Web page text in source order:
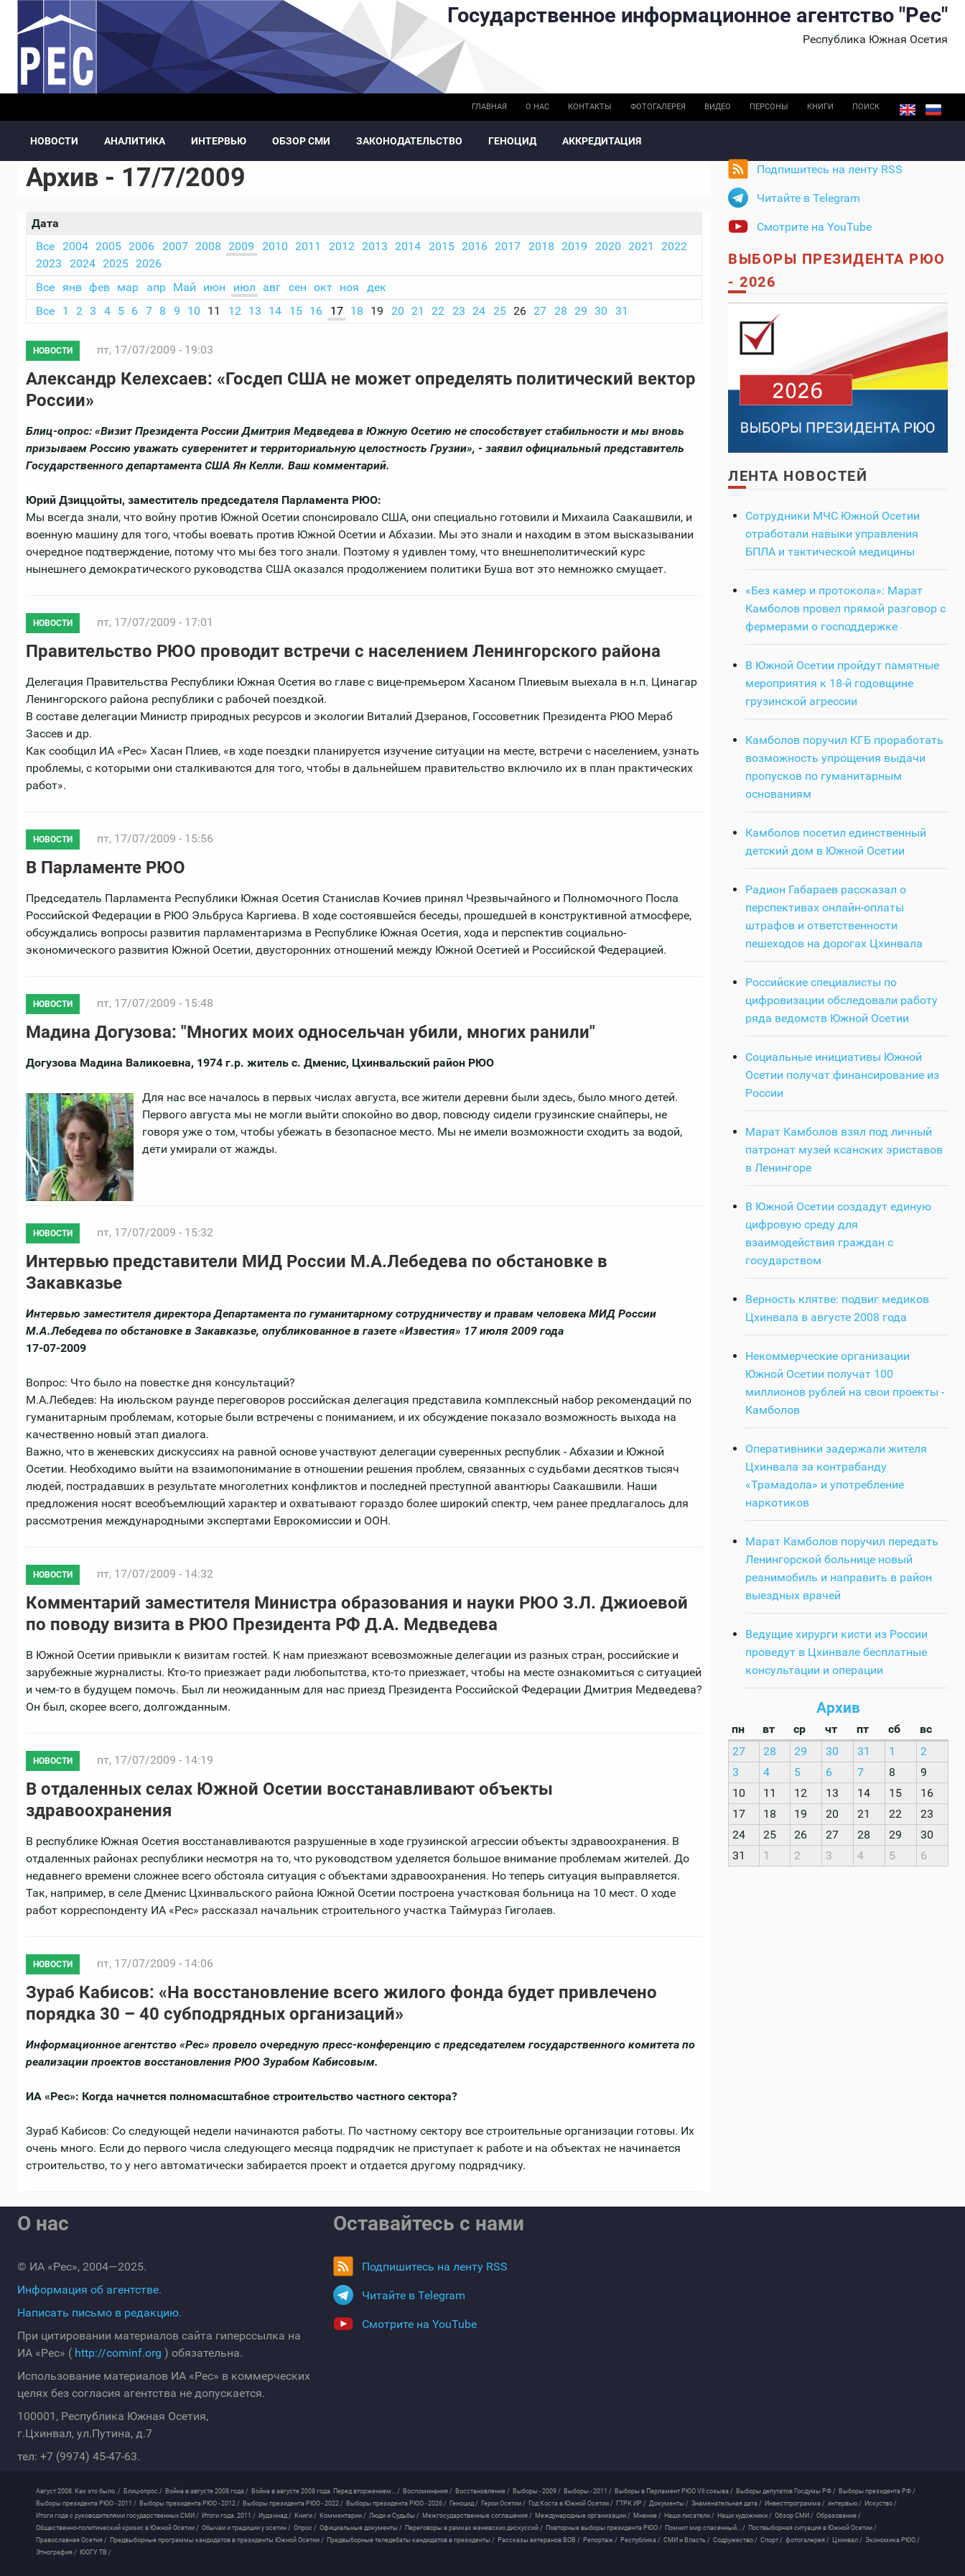
Перейти к основному содержанию Государственное информационное агентство "Рес"
Республика Южная Осетия
ГЛАВНАЯ О НАС КОНТАКТЫ ФОТОГАЛЕРЕЯ ВИДЕО ПЕРСОНЫ КНИГИ ПОИСК
НОВОСТИ АНАЛИТИКА ИНТЕРВЬЮ ОБЗОР СМИ ЗАКОНОДАТЕЛЬСТВО ГЕНОЦИД АККРЕДИТАЦИЯ
Архив - 17/7/2009
Дата
Все
2004 2005 2006 2007 2008 2009 2010 2011 2012 2013 2014 2015 2016 2017 2018 2019 2020 2021
2022
2023
2024 2025 2026
Все янв фев мар апр Май июн июл авг сен окт ноя
дек
Все
1 2 3 4 5 6 7 8 9 10 11 12 13 14 15 16 17 18 19 20 21 22 23 24 25 26 27 28 29 30 31
НОВОСТИ пт, 17/07/2009 - 19:03
Александр Келехсаев: «Госдеп США не может определять политический вектор
России»
Блиц-опрос: «Визит Президента России Дмитрия Медведева в Южную Осетию не способствует стабильности и мы вновь
призываем Россию уважать суверенитет и территориальную целостность Грузии», - заявил официальный представитель
Государственного департамента США Ян Келли. Ваш комментарий.
Юрий Дзиццойты, заместитель председателя Парламента РЮО:
Мы всегда знали, что войну против Южной Осетии спонсировало США, они специально готовили и Михаила Саакашвили, и
военную машину для того, чтобы воевать против Южной Осетии и Абхазии. Мы это знали и находим в этом высказывании
очередное подтверждение, потому что мы без того знали. Поэтому я удивлен тому, что внешнеполитический курс
нынешнего демократического руководства США оказался продолжением политики Буша вот это немножко смущает.
НОВОСТИ пт, 17/07/2009 - 17:01
Правительство РЮО проводит встречи с населением Ленингорского района
Делегация Правительства Республики Южная Осетия во главе с вице-премьером Хасаном Плиевым выехала в н.п. Цинагар
Ленингорского района республики с рабочей поездкой.
В составе делегации Министр природных ресурсов и экологии Виталий Дзеранов, Госсоветник Президента РЮО Мераб
Зассев и др.
Как сообщил ИА «Рес» Хасан Плиев, «в ходе поездки планируется изучение ситуации на месте, встречи с населением, узнать
проблемы, с которыми они сталкиваются для того, чтобы в дальнейшем правительство включило их в план практических
работ».
НОВОСТИ пт, 17/07/2009 - 15:56
В Парламенте РЮО
Председатель Парламента Республики Южная Осетия Станислав Кочиев принял Чрезвычайного и Полномочного Посла
Российской Федерации в РЮО Эльбруса Каргиева. В ходе состоявшейся беседы, прошедшей в конструктивной атмосфере,
обсуждались вопросы развития парламентаризма в Республике Южная Осетия, хода и перспектив социально-
экономического развития Южной Осетии, двусторонних отношений между Южной Осетией и Российской Федерацией.
НОВОСТИ пт, 17/07/2009 - 15:48
Мадина Догузова: "Многих моих односельчан убили, многих ранили"
Догузова Мадина Валикоевна, 1974 г.р. житель с. Дменис, Цхинвальский район РЮО
Для нас все началось в первых числах августа, все жители деревни были здесь, было много детей.
Первого августа мы не могли выйти спокойно во двор, повсюду сидели грузинские снайперы, не
говоря уже о том, чтобы убежать в безопасное место. Мы не имели возможности сходить за водой,
дети умирали от жажды.
НОВОСТИ пт, 17/07/2009 - 15:32
Интервью представители МИД России М.А.Лебедева по обстановке в
Закавказье
Интервью заместителя директора Департамента по гуманитарному сотрудничеству и правам человека МИД России
М.А.Лебедева по обстановке в Закавказье, опубликованное в газете «Известия» 17 июля 2009 года
17-07-2009
Вопрос: Что было на повестке дня консультаций?
М.А.Лебедев: На июльском раунде переговоров российская делегация представила комплексный набор рекомендаций по
гуманитарным проблемам, которые были встречены с пониманием, и их обсуждение показало возможность выхода на
качественно новый этап диалога.
Важно, что в женевских дискуссиях на равной основе участвуют делегации суверенных республик - Абхазии и Южной
Осетии. Необходимо выйти на взаимопонимание в отношении решения проблем, связанных с судьбами десятков тысяч
людей, пострадавших в результате многолетних конфликтов и последней преступной авантюры Саакашвили. Наши
предложения носят всеобъемлющий характер и охватывают гораздо более широкий спектр, чем ранее предлагалось для
рассмотрения международными экспертами Еврокомиссии и ООН.
НОВОСТИ пт, 17/07/2009 - 14:32
Комментарий заместителя Министра образования и науки РЮО З.Л. Джиоевой
по поводу визита в РЮО Президента РФ Д.А. Медведева
В Южной Осетии привыкли к визитам гостей. К нам приезжают всевозможные делегации из разных стран, российские и
зарубежные журналисты. Кто-то приезжает ради любопытства, кто-то приезжает, чтобы на месте ознакомиться с ситуацией
и чем-то в будущем помочь. Был ли неожиданным для нас приезд Президента Российской Федерации Дмитрия Медведева?
Он был, скорее всего, долгожданным.
НОВОСТИ пт, 17/07/2009 - 14:19
В отдаленных селах Южной Осетии восстанавливают объекты
здравоохранения
В республике Южная Осетия восстанавливаются разрушенные в ходе грузинской агрессии объекты здравоохранения. В
отдаленных районах республики несмотря на то, что руководством уделяется большое внимание проблемам жителей. До
недавнего времени сложнее всего обстояла ситуация с объектами здравоохранения. Но теперь ситуация выправляется.
Так, например, в селе Дменис Цхинвальского района Южной Осетии построена участковая больница на 10 мест. О ходе
работ корреспонденту ИА «Рес» рассказал начальник строительного участка Таймураз Гиголаев.
НОВОСТИ пт, 17/07/2009 - 14:06
Зураб Кабисов: «На восстановление всего жилого фонда будет привлечено
порядка 30 – 40 субподрядных организаций»
Информационное агентство «Рес» провело очередную пресс-конференцию с председателем государственного комитета по
реализации проектов восстановления РЮО Зурабом Кабисовым.
ИА «Рес»: Когда начнется полномасштабное строительство частного сектора?
Зураб Кабисов: Со следующей недели начинаются работы. По частному сектору все строительные организации готовы. Их
очень много. Если до первого числа следующего месяца подрядчик не приступает к работе и на объектах не начинается
строительство, то у него автоматически забирается проект и отдается другому подрядчику.
Подпишитесь на ленту RSS
Читайте в Telegram
Смотрите на YouTube
ВЫБОРЫ ПРЕЗИДЕНТА РЮО
- 2026
ЛЕНТА НОВОСТЕЙ
Сотрудники МЧС Южной Осетии
отработали навыки управления
БПЛА и тактической медицины
«Без камер и протокола»: Марат
Камболов провел прямой разговор с
фермерами о господдержке
В Южной Осетии пройдут памятные
мероприятия к 18-й годовщине
грузинской агрессии
Камболов поручил КГБ проработать
возможность упрощения выдачи
пропусков по гуманитарным
основаниям
Камболов посетил единственный
детский дом в Южной Осетии
Радион Габараев рассказал о
перспективах онлайн-оплаты
штрафов и ответственности
пешеходов на дорогах Цхинвала
Российские специалисты по
цифровизации обследовали работу
ряда ведомств Южной Осетии
Социальные инициативы Южной
Осетии получат финансирование из
России
Марат Камболов взял под личный
патронат музей ксанских эриставов
в Ленингоре
В Южной Осетии создадут единую
цифровую среду для
взаимодействия граждан с
государством
Верность клятве: подвиг медиков
Цхинвала в августе 2008 года
Некоммерческие организации
Южной Осетии получат 100
миллионов рублей на свои проекты -
Камболов
Оперативники задержали жителя
Цхинвала за контрабанду
«Трамадола» и употребление
наркотиков
Марат Камболов поручил передать
Ленингорской больнице новый
реанимобиль и направить в район
выездных врачей
Ведущие хирурги кисти из России
проведут в Цхинвале бесплатные
консультации и операции
Архив
пн вт ср чт пт сб
вс
27
28 29 30 31 1
2
3
4 5 6 7 8
9
10
11 12 13 14 15
16
17
18 19 20 21 22
23
24
25 26 27 28 29
30
31
1 2 3 4 5 6
О нас
© ИА «Рес», 2004—2025.
Информация об агентстве.
Написать письмо в редакцию.
При цитировании материалов сайта гиперссылка на
ИА «Рес» ( http://cominf.org ) обязательна.
Использование материалов ИА «Рес» в коммерческих
целях без согласия агентства не допускается.
100001, Республика Южная Осетия,
г.Цхинвал, ул.Путина, д.7
тел: +7 (9974) 45-47-63.
Оставайтесь с нами
Подпишитесь на ленту RSS
Читайте в Telegram
Смотрите на YouTube
Август 2008. Как это было. / Блиц-опрос / Война в августе 2008 года / Война в августе 2008 года. Перед вторжением... / Воспоминания / Восстановление / Выборы - 2009 / Выборы - 2011 / Выборы в Парламент РЮО VII созыва / Выборы депутатов Госдумы РФ / Выборы президента РФ /
Выборы президента РЮО - 2011 / Выборы президента РЮО - 2012 / Выборы президента РЮО - 2022 / Выборы президента РЮО - 2026 / Геноцид / Герои Осетии / Год Коста в Южной Осетии / ГТРК ИР / Документы / Знаменательная дата / Инвестпрограмма / интервью / Искуство /
Итоги года с руководителями государственных СМИ / Итоги года. 2011 / Иудзинад / Книги / Комментарии / Люди и Судьбы / Межгосударственные соглашения / Международные организации / Мнение / Наши писатели / Наши художники / Обзор СМИ / Образование /
Общественно-политический кризис в Южной Осетии / Обычаи и традиции у осетин / Опрос / Официальные документы / Переговоры в рамках женевских дискуссий / Повторные выборы президента РЮО / Помнит мир спасенный... / Поствыборная ситуация в Южной Осетии /
Православная Осетия / Предвыборные программы кандидатов в президенты Южной Осетии / Предвыборные теледебаты кандидатов в президенты / Рассказы ветеранов ВОВ / Репортаж / Республика / СМИ и Власть / Содружество / Спорт / фотогалерея / Цхинвал / Экономика РЮО /
Этнография / ЮОГУ ТВ /